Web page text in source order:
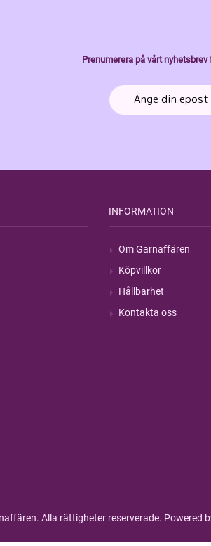
Prenumerera på vårt
INFORMATION
Om Garnaffären
Köpvillkor
Hållbarhet
Kontakta oss
Alla rättigheter reserverade. Powered